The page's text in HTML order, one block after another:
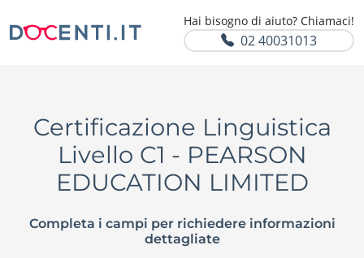
Hai bisogno di aiuto? Chiamaci!
02 40031013
Certificazione Linguistica
Livello C1 - PEARSON
EDUCATION LIMITED
Completa i campi per richiedere informazioni
dettagliate